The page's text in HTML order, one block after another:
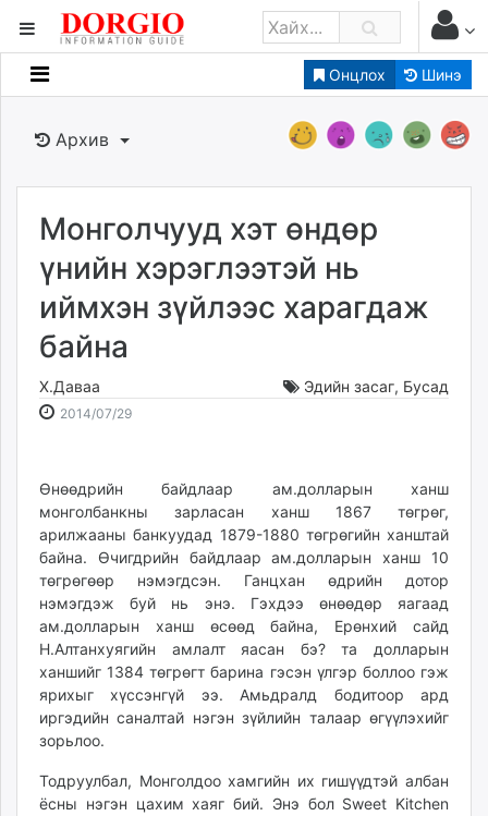
Онцлох Шинэ
Мэдээллийн
Банк санхүү
Бизнес ААН
Төрийн
dorgio.mn
Gogo.mn
news.mn
zindaa.mn
ikon.mn
mnb.mn
Livetv.mn
Eguur.mn
24tsag.mn
shuud.mn
eagle.mn
ergelt.mn
zarig.mn
today.mn
zuv.mn
mminfo.mn
Архив
Монголчууд хэт өндөр
үнийн хэрэглээтэй нь
иймхэн зүйлээс харагдаж
байна
Х.Даваа Эдийн засаг, Бусад
2014/07/292014-
16:00:25
2026-
18:27:10
Өнөөдрийн байдлаар ам.долларын ханш
монголбанкны зарласан ханш 1867 төгрөг,
арилжааны банкуудад 1879-1880 төгрөгийн ханштай
байна. Өчигдрийн байдлаар ам.долларын ханш 10
төгрөгөөр нэмэгдсэн. Ганцхан өдрийн дотор
нэмэгдэж буй нь энэ. Гэхдээ өнөөдөр яагаад
ам.долларын ханш өсөөд байна, Ерөнхий сайд
Н.Алтанхуягийн амлалт яасан бэ? та долларын
ханшийг 1384 төгрөгт барина гэсэн үлгэр боллоо гэж
ярихыг хүссэнгүй ээ. Амьдралд бодитоор ард
иргэдийн саналтай нэгэн зүйлийн талаар өгүүлэхийг
зорьлоо.
Тодруулбал, Монголдоо хамгийн их гишүүдтэй албан
ёсны нэгэн цахим хаяг бий. Энэ бол Sweet Kitchen